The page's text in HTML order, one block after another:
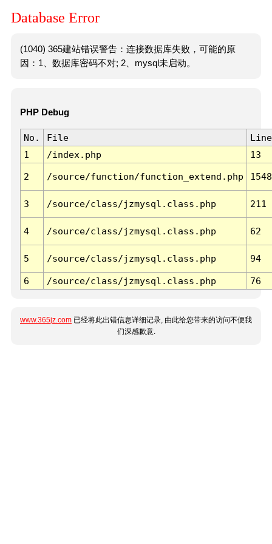
Database Error
(1040) 365建站错误警告：连接数据库失败，可能的原
因：1、数据库密码不对; 2、mysql未启动。
PHP Debug
No. File
Line
1
/index.php 13
2 /source/function/function_extend.php 1548
3 /source/class/jzmysql.class.php 211
4 /source/class/jzmysql.class.php 62
5 /source/class/jzmysql.class.php 94
6 /source/class/jzmysql.class.php 76
www.365jz.com 已经将此出错信息详细记录, 由此给您带来的访问不便我
们深感歉意.